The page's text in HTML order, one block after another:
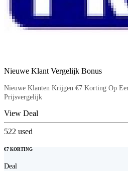
Nieuwe Klant Vergelijk Bonus
Nieuwe Klanten Krijgen €7 Korting Op
Prijsvergelijk
View Deal
522 used
€7 KORTING
Deal